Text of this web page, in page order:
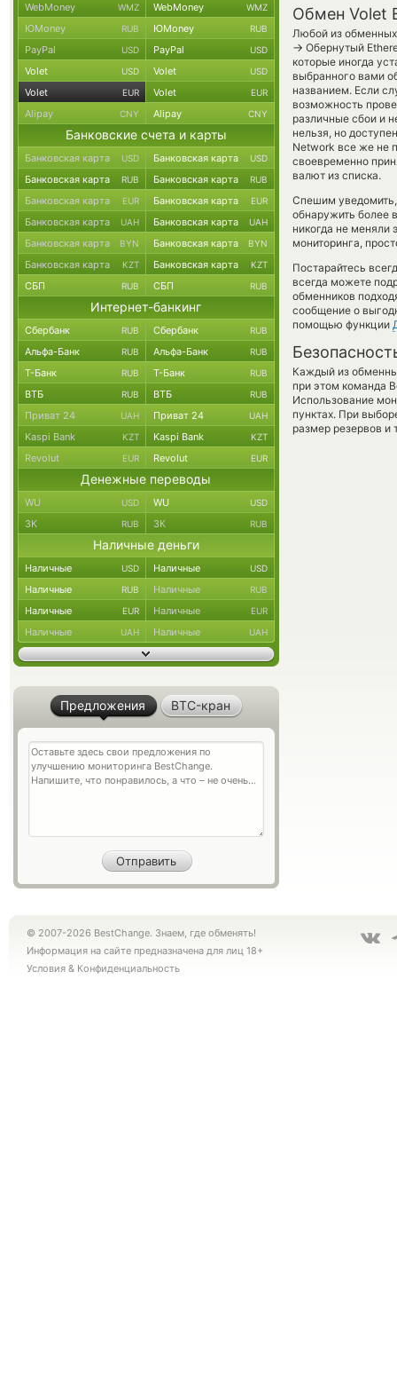
Обмен Volet
Любой из обменных
→ Обернутый
которые иногда
выбранного вами
названием. Если
возможность
различные сбои и
нельзя, но
Network все же не
своевременно
валют из списка.
Спешим
обнаружить более
никогда не
мониторинга,
Постарайтесь
всегда можете
обменников
сообщение о
помощью функции
Каждый из
при этом команда
Использование
пунктах. При
размер резервов и
WebMoney WMZ WebMoney WMZ
ЮMoney RUB ЮMoney RUB
PayPal USD PayPal USD
Volet USD Volet USD
Volet EUR Volet EUR
Alipay CNY Alipay CNY
Банковские счета и карты
Банковская карта USD Банковская карта USD
Банковская карта RUB Банковская карта RUB
Банковская карта EUR Банковская карта EUR
Банковская карта UAH Банковская карта UAH
Банковская карта BYN Банковская карта BYN
Банковская карта KZT Банковская карта KZT
СБП RUB СБП RUB
Интернет-банкинг
Сбербанк RUB Сбербанк RUB
Альфа-Банк RUB Альфа-Банк RUB
Т-Банк RUB Т-Банк RUB
ВТБ RUB ВТБ RUB
Приват 24 UAH Приват 24 UAH
Kaspi Bank KZT Kaspi Bank KZT
Revolut EUR Revolut EUR
Денежные переводы
WU USD WU USD
ЗК RUB ЗК RUB
Наличные деньги
Наличные USD Наличные USD
Наличные RUB Наличные RUB
Наличные EUR Наличные EUR
Наличные UAH Наличные UAH
Предложения BTC-кран
© 2007-2026 BestChange. Знаем, где обменять!
Информация на сайте предназначена для лиц 18+
Условия & Конфиденциальность